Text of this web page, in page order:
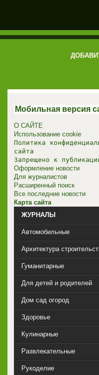
Мобильная версия
О САЙТЕ
Использование cookie
Политика
сайта
Запрещено к
Оформление новости
Для журналистов
Расширенный поиск
Все последние новости
Карта сайта
ЖУРНАЛЫ
Автомобильные
Архитектура
Гуманитарные
Для детей и родителей
Дом сад огород
Здоровье
Кулинарные
Развлекательные
Рукоделие